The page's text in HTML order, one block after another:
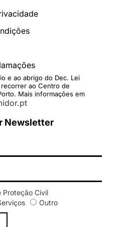
e ao abrigo do Dec. Lei
ao Centro de
Mais informações em
Newsletter
Proteção Civil
Outro